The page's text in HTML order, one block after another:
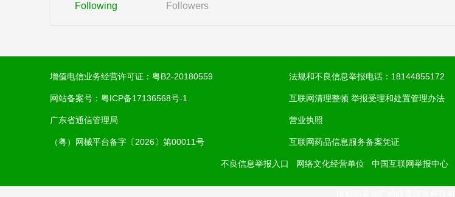
Following Followers
增值电信业务经营许可证： 粤B2-20180559
网站备案号： 粤ICP备17136568号-1
广东省通信管理局
法规和不良信息举报电话：18144855172
互联网清理整顿 举报受理和处置管理办法
营业执照
（粤）网械平台备字〔2026〕第00011号 互联网药品信息服务备案凭证
不良信息举报入口 网络文化经营单位 中国互联网举报中心